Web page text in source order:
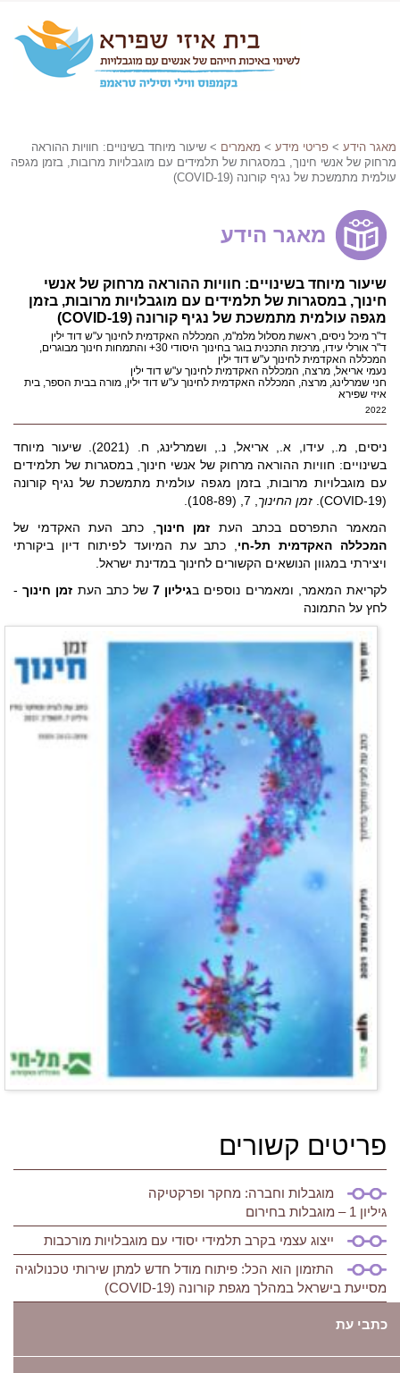
מאגר הידע > פריטי מידע > מאמרים > שיעור מיוחד בשינויים: חוויות ההוראה
מרחוק של אנשי חינוך, במסגרות של תלמידים עם מוגבלויות מרובות, בזמן מגפה
עולמית מתמשכת של נגיף קורונה (19-COVID)
מאגר הידע
שיעור מיוחד בשינויים: חוויות ההוראה מרחוק של אנשי
חינוך, במסגרות של תלמידים עם מוגבלויות מרובות, בזמן
מגפה עולמית מתמשכת של נגיף קורונה (19-COVID)
ד"ר מיכל ניסים, ראשת מסלול מלמ"מ, המכללה האקדמית לחינוך ע"ש דוד ילין
ד"ר אורלי עידו, מרכזת התכנית בוגר בחינוך היסודי 30+ והתמחות חינוך מבוגרים,
המכללה האקדמית לחינוך ע"ש דוד ילין
נעמי אריאל, מרצה, המכללה האקדמית לחינוך ע"ש דוד ילין
חני שמרלינג, מרצה, המכללה האקדמית לחינוך ע"ש דוד ילין, מורה בבית הספר, בית
איזי שפירא
2022
ניסים, מ., עידו, א., אריאל, נ., ושמרלינג, ח. (2021). שיעור מיוחד
בשינויים: חוויות ההוראה מרחוק של אנשי חינוך, במסגרות של תלמידים
עם מוגבלויות מרובות, בזמן מגפה עולמית מתמשכת של נגיף קורונה
(COVID-19).
זמן החינוך
המאמר התפרסם בכתב העת זמן חינוך , כתב העת האקדמי של
המכללה האקדמית תל-חי , כתב עת המיועד לפיתוח דיון ביקורתי
ויצירתי במגוון הנושאים הקשורים לחינוך במדינת ישראל.
לקריאת המאמר, ומאמרים נוספים בגיליון 7 של כתב העת זמן חינוך-
לחץ על התמונה
פריטים קשורים
מוגבלות וחברה: מחקר ופרקטיקה
גיליון 1 – מוגבלות בחירום
ייצוג עצמי בקרב תלמידי יסודי עם מוגבלויות מורכבות
התזמון הוא הכל: פיתוח מודל חדש למתן שירותי טכנולוגיה
מסייעת בישראל במהלך מגפת קורונה (COVID-19)
כתבי עת